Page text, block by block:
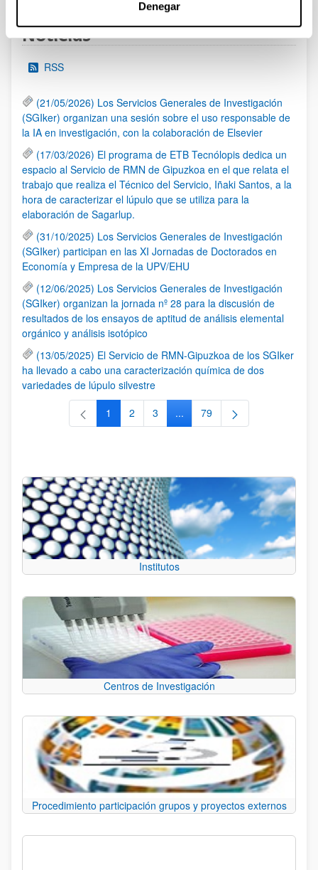
Denegar
Noticias
RSS
(21/05/2026) Los Servicios Generales de Investigación
(SGIker) organizan una sesión sobre el uso responsable de
la IA en investigación, con la colaboración de Elsevier
(17/03/2026) El programa de ETB Tecnólopis dedica un
espacio al Servicio de RMN de Gipuzkoa en el que relata el
trabajo que realiza el Técnico del Servicio, Iñaki Santos, a la
hora de caracterizar el lúpulo que se utiliza para la
elaboración de Sagarlup.
(31/10/2025) Los Servicios Generales de Investigación
(SGIker) participan en las XI Jornadas de Doctorados en
Economía y Empresa de la UPV/EHU
(12/06/2025) Los Servicios Generales de Investigación
(SGIker) organizan la jornada nº 28 para la discusión de
resultados de los ensayos de aptitud de análisis elemental
orgánico y análisis isotópico
(13/05/2025) El Servicio de RMN-Gipuzkoa de los SGIker
ha llevado a cabo una caracterización química de dos
variedades de lúpulo silvestre
Página
1 Página
2 Página
3 ...Páginas intermedias Use TAB
Página
79
Institutos
Centros de Investigación
Procedimiento participación grupos y proyectos externos